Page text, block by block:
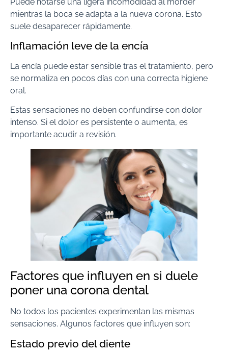
mientras la boca se adapta a la nueva corona. Esto
suele desaparecer rápidamente.
Inflamación leve de la encía
La encía puede estar sensible tras el tratamiento, pero
se normaliza en pocos días con una correcta higiene
oral.
Estas sensaciones no deben confundirse con dolor
intenso. Si el dolor es persistente o aumenta, es
importante acudir a revisión.
Factores que influyen en si duele
poner una corona dental
No todos los pacientes experimentan las mismas
sensaciones. Algunos factores que influyen son:
Estado previo del diente